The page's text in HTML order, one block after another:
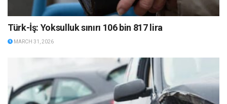
Türk-İş: Yoksulluk sınırı 106 bin 817 lira
MARCH 31, 2026